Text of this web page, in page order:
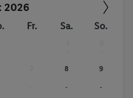
2026
Fr. Sa. So.
8
-
9
-